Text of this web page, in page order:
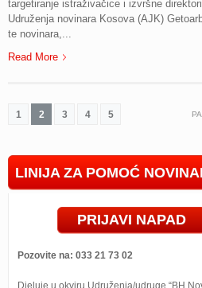
targetiranje istraživačice i izvršne
Udruženja novinara Kosova (AJK)
te novinara,...
Read More
1 2 3 4 5
LINIJA ZA POMOĆ
PRIJAVI NAPAD
Pozovite na: 033 21 73 02
Djeluje u okviru Udruženja/udruge “BH